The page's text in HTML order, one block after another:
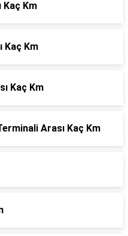
Kaç Km
Kaç Km
Kaç Km
Arası Kaç Km